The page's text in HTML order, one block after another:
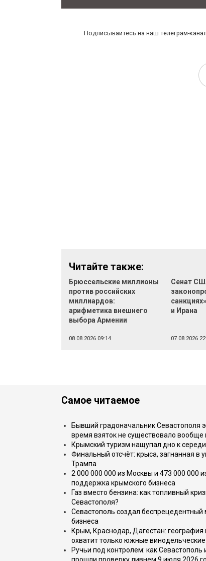
Подписывайтесь на наш телеграм-канал
Читайте также:
Брюссельские миллионы
против российских
миллиардов:
арифметика внешнего
выбора Армении
08.08.2026 09:14
Сенат
и Ирана
07.08.2026
Самое читаемое
Бывший градоначальник Севастополя
время взяток не существовало вообще
Крымский туризм нащупал дно к
Финальный отсчёт: крыса, загнанная в
Трампа
2 000 000 000 из Москвы и 473 000 000
поддержка крымского бизнеса
Газ вместо бензина: как топливный
Севастополя?
Севастополь создал беспрецедентный
бизнеса
Крым, Краснодар, Дагестан:
охватит только южные винодельческие
Ручьи под контролем: как